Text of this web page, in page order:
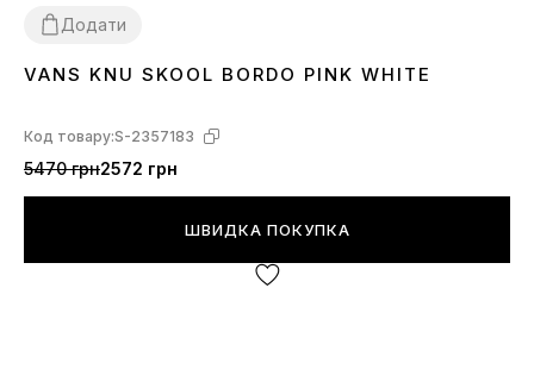
Додати
3637 3840
VANS KNU SKOOL BORDO PINK WHITE
Код товару:S-2357183
5470 грн2572 грн
ШВИДКА ПОКУПКА